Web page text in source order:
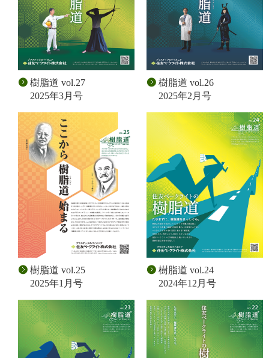
樹脂道 vol.27
2025年3月号
樹脂道 vol.26
2025年2月号
樹脂道 vol.25
2025年1月号
樹脂道 vol.24
2024年12月号